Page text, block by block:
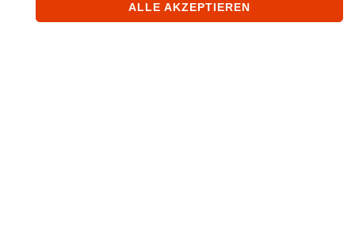
JETZT BESTELLEN
ALLE AKZEPTIEREN